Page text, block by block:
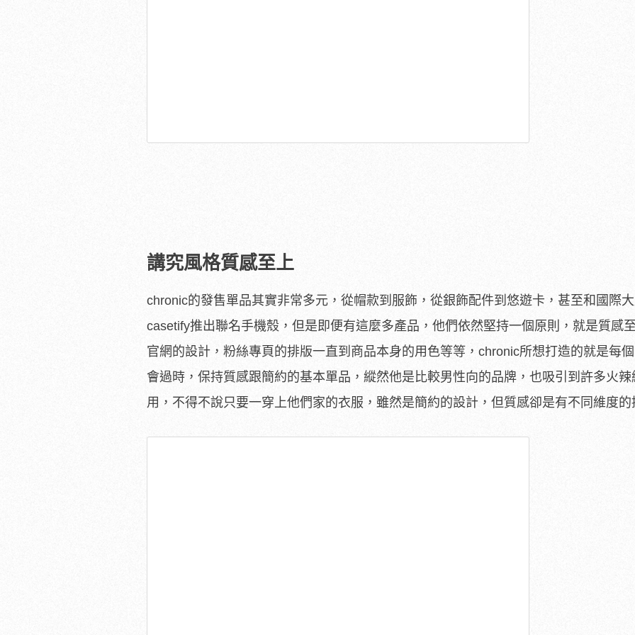
講究風格質感至上
chronic的發售單品其實非常多元，從帽款到服飾，從銀飾配件到悠遊卡，甚至和國際
casetify推出聯名手機殼，但是即便有這麼多產品，他們依然堅持一個原則，就是質感
官網的設計，粉絲專頁的排版一直到商品本身的用色等等，chronic所想打造的就是每
會過時，保持質感跟簡約的基本單品，縱然他是比較男性向的品牌，也吸引到許多火辣
用，不得不說只要一穿上他們家的衣服，雖然是簡約的設計，但質感卻是有不同維度的